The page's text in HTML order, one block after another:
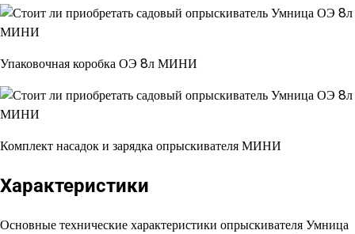
Упаковочная коробка ОЭ 8л МИНИ
Комплект насадок и зарядка опрыскивателя МИНИ
Характеристики
Основные технические характеристики опрыскивателя Умница